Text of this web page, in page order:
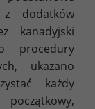
z dodatków
kanadyjski
procedury
ukazano
każdy